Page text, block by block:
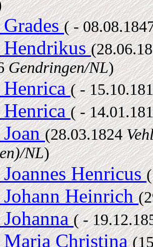
( -
Hendrikus
Gendringen/NL)
Henrica( -
Henrica( -
Joan(28.03.1824
NL)
Henricus
Heinrich
( -
Maria Christina